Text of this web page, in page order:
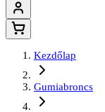
Kezdőlap
Gumiabroncs